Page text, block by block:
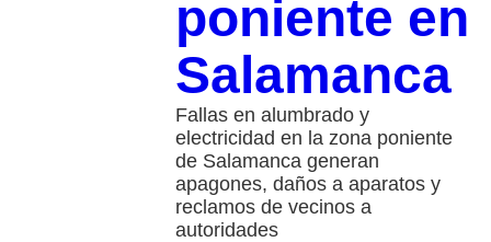
poniente en
Salamanca
Fallas en alumbrado y
electricidad en la zona poniente
de Salamanca generan
apagones, daños a aparatos y
reclamos de vecinos a
autoridades